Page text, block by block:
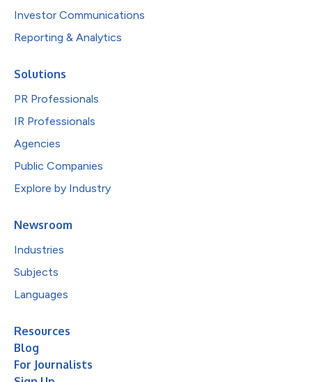
Investor Communications
Reporting & Analytics
Solutions
PR Professionals
IR Professionals
Agencies
Public Companies
Explore by Industry
Newsroom
Industries
Subjects
Languages
Resources
Blog
For Journalists